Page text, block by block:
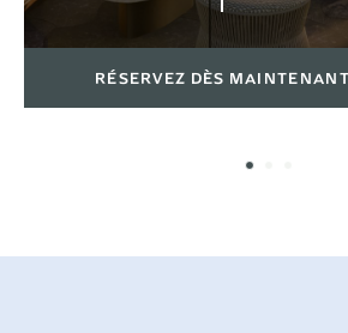
RÉSERVEZ DÈS MAINTENANT